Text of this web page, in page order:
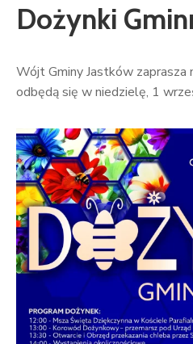
Dożynki
Wójt Gminy Jastków zaprasza
odbędą się w niedzielę, 1